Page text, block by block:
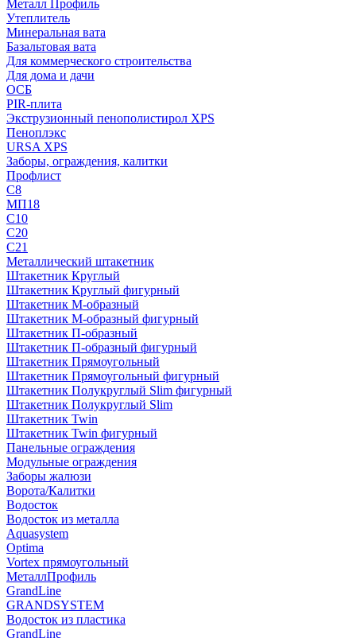
Металл Профиль
Утеплитель
Минеральная вата
Базальтовая вата
Для коммерческого строительства
Для дома и дачи
ОСБ
PIR-плита
Экструзионный пенополистирол XPS
Пеноплэкс
URSA XPS
Заборы, ограждения, калитки
Профлист
С8
МП18
С10
С20
С21
Металлический штакетник
Штакетник Круглый
Штакетник Круглый фигурный
Штакетник М-образный
Штакетник М-образный фигурный
Штакетник П-образный
Штакетник П-образный фигурный
Штакетник Прямоугольный
Штакетник Прямоугольный фигурный
Штакетник Полукруглый Slim фигурный
Штакетник Полукруглый Slim
Штакетник Twin
Штакетник Twin фигурный
Панельные ограждения
Модульные ограждения
Заборы жалюзи
Ворота/Калитки
Водосток
Водосток из металла
Aquasystem
Optima
Vortex прямоугольный
МеталлПрофиль
GrandLine
GRANDSYSTEM
Водосток из пластика
GrandLine